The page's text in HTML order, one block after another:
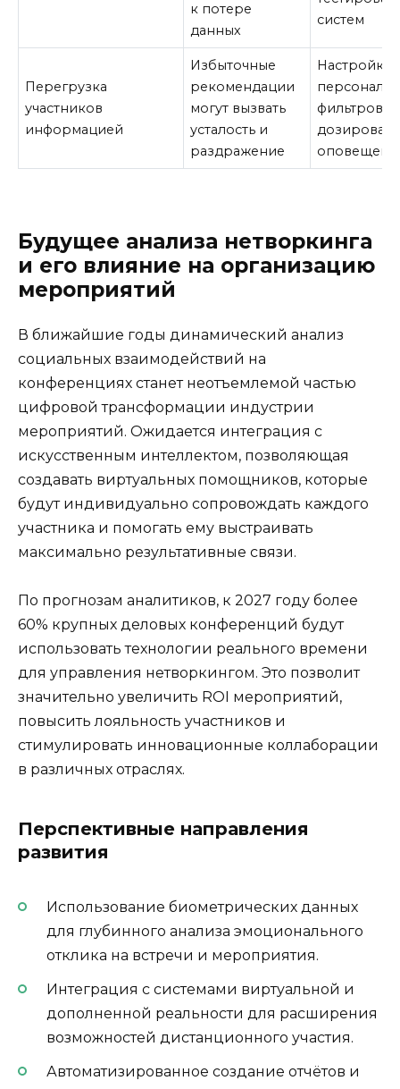
к потере
данных
систем
Перегрузка
участников
информацией
Избыточные
рекомендации
могут вызвать
усталость и
раздражение
Настройка
фильтров и
Будущее анализа нетворкинга
и его влияние на организацию
мероприятий
В ближайшие годы динамический анализ
социальных взаимодействий на
конференциях станет неотъемлемой частью
цифровой трансформации индустрии
мероприятий. Ожидается интеграция с
искусственным интеллектом, позволяющая
создавать виртуальных помощников, которые
будут индивидуально сопровождать каждого
участника и помогать ему выстраивать
максимально результативные связи.
По прогнозам аналитиков, к 2027 году более
60% крупных деловых конференций будут
использовать технологии реального времени
для управления нетворкингом. Это позволит
значительно увеличить ROI мероприятий,
повысить лояльность участников и
стимулировать инновационные коллаборации
в различных отраслях.
Перспективные направления
развития
Использование биометрических данных
для глубинного анализа эмоционального
отклика на встречи и мероприятия.
Интеграция с системами виртуальной и
дополненной реальности для расширения
возможностей дистанционного участия.
Автоматизированное создание отчётов и